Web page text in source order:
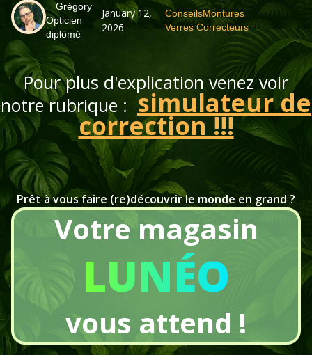
Grégory
Opticien
diplômé
January 12,
2026
ConseilsMontures
Verres Correcteurs
Pour plus d'explication venez voir
notre rubrique : simulateur de
correction !!!
Prêt à vous faire (re)découvrir le monde en grand ?
Votre magasin
LUNÉO
vous attend !